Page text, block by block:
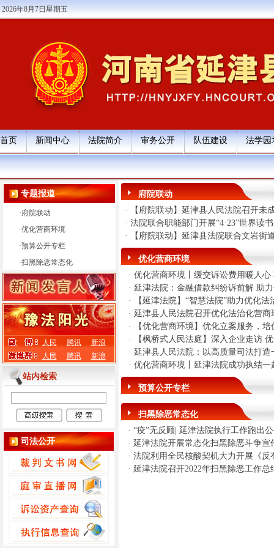
2026年8月7日星期五
首页 新闻中心 法院简介 审务公开 队伍建设 法学园
专题报道
·府院联动
·优化营商环境
·预算公开专栏
·扫黑除恶常态化
人民 腾讯
新浪
人民
腾讯 新浪
站内检索
司法公开
府院联动
·
【府院联动】延津县人民法院召开未
· 法院联合职能部门开展“4·23”世界读
·
【府院联动】延津县法院联合文岩街
优化营商环境
· 优化营商环境丨缓交诉讼费用暖人
· 延津法院：金融借款纠纷诉前解 助
·
【延津法院】“智慧法院”助力优化
· 延津县人民法院召开优化法治化营
·
【优化营商环境】优化立案服务，
·
【枫桥式人民法庭】深入企业走访
· 延津县人民法院：以高质量司法打
· 优化营商环境丨延津法院成功执结
预算公开专栏
扫黑除恶常态化
· “疫”无反顾| 延津法院执行工作跑出
· 延津法院开展常态化扫黑除恶斗争宣
· 法院利用全民核酸契机大力开展《反
· 延津法院召开2022年扫黑除恶工作总